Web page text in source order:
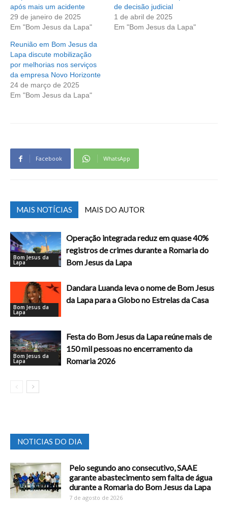
após mais um acidente
29 de janeiro de 2025
Em "Bom Jesus da Lapa"
de decisão judicial
1 de abril de 2025
Em "Bom Jesus da Lapa"
Reunião em Bom Jesus da
Lapa discute mobilização
por melhorias nos serviços
da empresa Novo Horizonte
24 de março de 2025
Em "Bom Jesus da Lapa"
Facebook WhatsApp
MAIS NOTÍCIAS MAIS DO AUTOR
Bom Jesus da
Lapa
Operação integrada reduz em quase 40%
registros de crimes durante a Romaria do
Bom Jesus da Lapa
Bom Jesus da
Lapa
Dandara Luanda leva o nome de Bom Jesus
da Lapa para a Globo no Estrelas da Casa
Bom Jesus da
Lapa
Festa do Bom Jesus da Lapa reúne mais de
150 mil pessoas no encerramento da
Romaria 2026
NOTICIAS DO DIA
Pelo segundo ano consecutivo, SAAE
garante abastecimento sem falta de água
durante a Romaria do Bom Jesus da Lapa
7 de agosto de 2026